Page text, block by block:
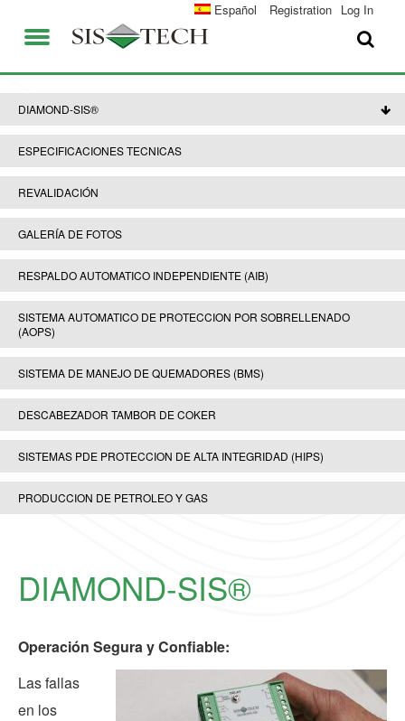
Español Registration Log In
APLICACIONES
EMPLEO
CONTACTO
UNIVERSIDAD SIS-TEC
VENTAJAS DE SIS-TECH
DIAMOND-SIS®
ICE-MANAGER™
SIL SOLVER® ENTERPRISE V2.6
PRENSA Y NOTICIAS
PUBLICACIONES
DIAMOND-SIS®
ESPECIFICACIONES TECNICAS
REVALIDACIÓN
GALERÍA DE FOTOS
RESPALDO AUTOMATICO INDEPENDIENTE (AIB)
SISTEMA AUTOMATICO DE PROTECCION POR SOBRELLENADO
(AOPS)
SISTEMA DE MANEJO DE QUEMADORES (BMS)
DESCABEZADOR TAMBOR DE COKER
SISTEMAS PDE PROTECCION DE ALTA INTEGRIDAD (HIPS)
PRODUCCION DE PETROLEO Y GAS
DIAMOND-SIS®
Operación Segura y Confiable:
Las fallas
en los